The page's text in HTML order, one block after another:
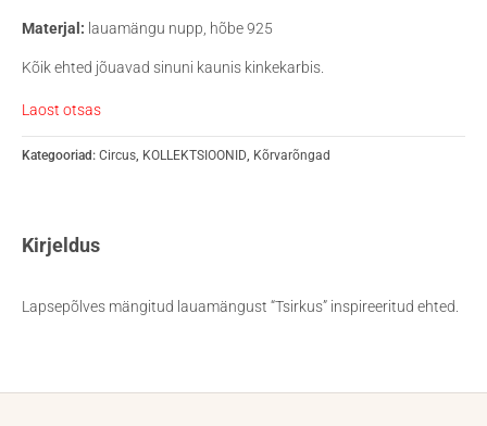
Materjal: lauamängu nupp, hõbe 925
Kõik ehted jõuavad sinuni kaunis kinkekarbis.
Laost otsas
Kategooriad: Circus KOLLEKTSIOONID Kõrvarõngad
Kirjeldus
Lapsepõlves mängitud lauamängust “Tsirkus” inspireeritud ehted.